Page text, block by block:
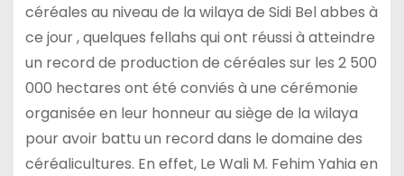
céréales au niveau de la wilaya de Sidi Bel abbes à
ce jour , quelques fellahs qui ont réussi à atteindre
un record de production de céréales sur les 2 500
000 hectares ont été conviés à une cérémonie
organisée en leur honneur au siège de la wilaya
pour avoir battu un record dans le domaine des
céréalicultures. En effet, Le Wali M. Fehim Yahia en